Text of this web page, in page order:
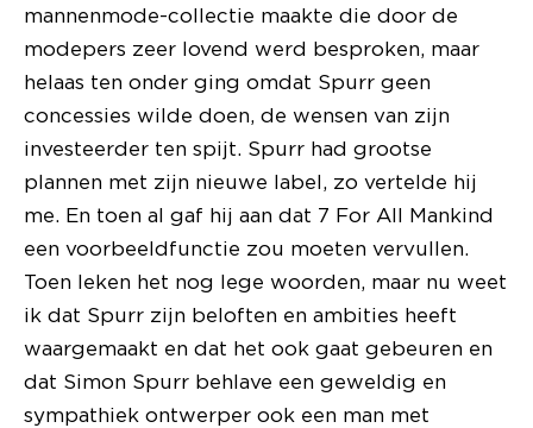
mannenmode-collectie maakte die door de
modepers zeer lovend werd besproken, maar
helaas ten onder ging omdat Spurr geen
concessies wilde doen, de wensen van zijn
investeerder ten spijt. Spurr had grootse
plannen met zijn nieuwe label, zo vertelde hij
me. En toen al gaf hij aan dat 7 For All Mankind
een voorbeeldfunctie zou moeten vervullen.
Toen leken het nog lege woorden, maar nu weet
ik dat Spurr zijn beloften en ambities heeft
waargemaakt en dat het ook gaat gebeuren en
dat Simon Spurr behlave een geweldig en
sympathiek ontwerper ook een man met